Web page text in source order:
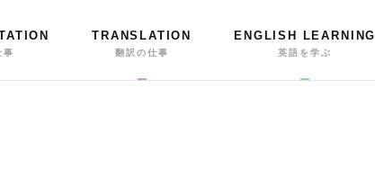
事
TRANSLATION
翻訳の仕事
ENGLISH LEARNING
英語を学ぶ